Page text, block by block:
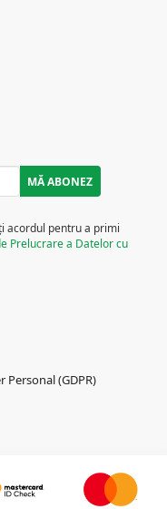
acordul pentru a primi
Prelucrare a Datelor cu
Personal (GDPR)